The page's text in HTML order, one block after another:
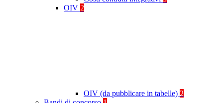
OIV 2
OIV (da pubblicare in tabelle) 2